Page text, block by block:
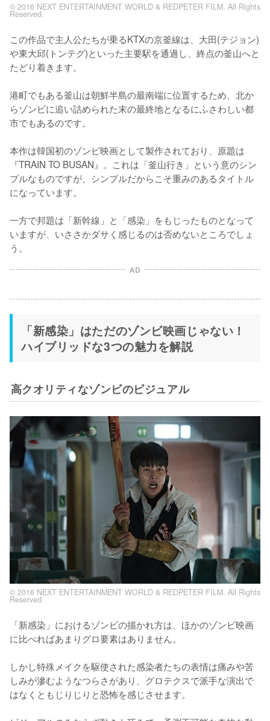
© 2016 NEXT ENTERTAINMENT WORLD & REDPETER FILM. All Rights
Reserved.
この作品で主人公たちが乗るKTXの京釜線は、大田(テジョン)
や東大邱(トンテグ)といった主要駅を通過し、終点の釜山へと
たどり着きます。
港町でもある釜山は朝鮮半島の最南端に位置するため、北か
らゾンビに追い詰められた末の最終地となるにふさわしい都
市でもあるのです。
本作は韓国初のゾンビ映画として製作されており、原題は
『TRAIN TO BUSAN』。これは「釜山行き」という意のシン
プルなものですが、シンプルだからこそ重みのあるタイトル
になっています。
一方で邦題は「新幹線」と「感染」をもじったものとなって
いますが、いささかダサく感じるのは否めないところでしょ
AD
「新感染」はただのゾンビ映画じゃない！
ハイブリッドな3つの魅力を解説
高クオリティなゾンビのビジュアル
© 2016 NEXT ENTERTAINMENT WORLD & REDPETER FILM. All Rights
Reserved.
「新感染」におけるゾンビの描かれ方は、ほかのゾンビ映画
に比べればあまりグロ要素はありません。
しかし特殊メイクを駆使された感染者たちの表情は痛みや苦
しみが滲むようなつらさがあり、グロテクスで派手な演出で
はなくともじりじりと恐怖を感じさせます。